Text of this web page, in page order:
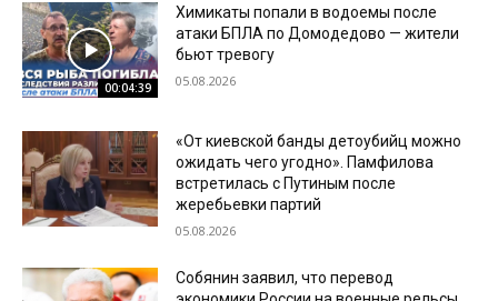
00:04:39
Химикаты попали в водоемы после
атаки БПЛА по Домодедово — жители
бьют тревогу
05.08.2026
«От киевской банды детоубийц можно
ожидать чего угодно». Памфилова
встретилась с Путиным после
жеребьевки партий
05.08.2026
Собянин заявил, что перевод